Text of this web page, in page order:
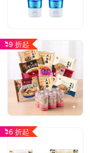
9 折起
6 折起